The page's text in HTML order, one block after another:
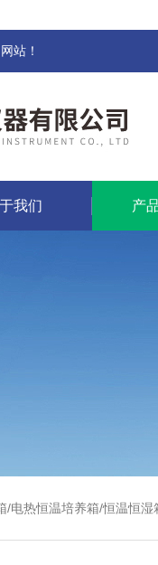
站！
我们 产
/恒温恒湿箱/光照培养箱/二氧化碳培养箱